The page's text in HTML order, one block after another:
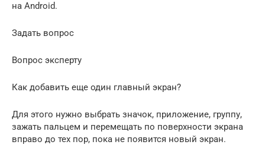
на Android.
Задать вопрос
Вопрос эксперту
Как добавить еще один главный экран?
Для этого нужно выбрать значок, приложение, группу,
зажать пальцем и перемещать по поверхности экрана
вправо до тех пор, пока не появится новый экран.